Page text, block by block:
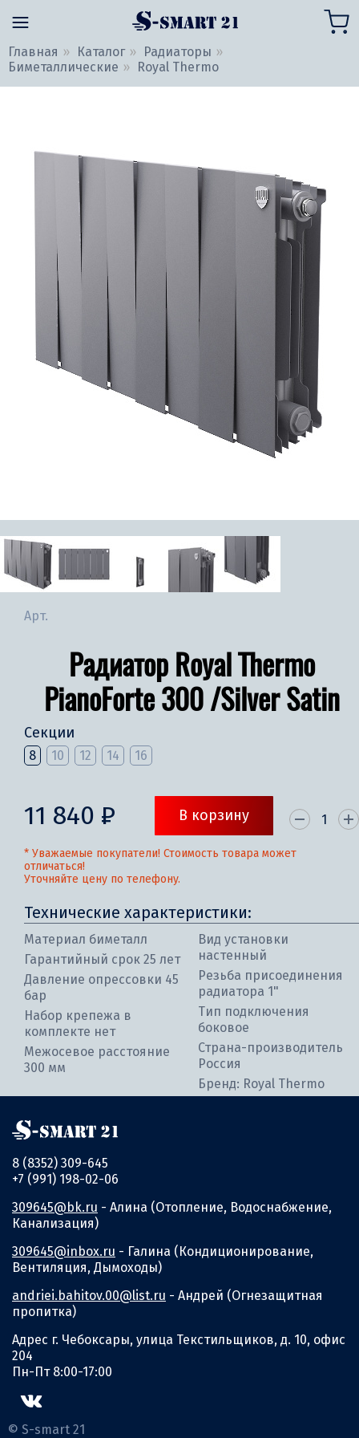
Главная Каталог
Радиаторы
Биметаллические
Royal Thermo
Арт.
Радиатор Royal Thermo
PianoForte 300 /Silver Satin
Секции
8 10 12 14 16
11 840 ₽ В корзину
* Уважаемые покупатели! Стоимость товара может
отличаться!
Уточняйте цену по телефону.
Технические характеристики:
Материал биметалл
Гарантийный срок 25 лет
Давление опрессовки 45
бар
Набор крепежа в
комплекте нет
Межосевое расстояние
300 мм
Вид установки
настенный
Резьба присоединения
радиатора 1"
Тип подключения
боковое
Страна-производитель
Россия
Бренд: Royal Thermo
8 (8352) 309-645
+7 (991) 198-02-06
309645@bk.ru - Алина (Отопление, Водоснабжение,
Канализация)
309645@inbox.ru - Галина (Кондиционирование,
Вентиляция, Дымоходы)
andriei.bahitov.00@list.ru - Андрей (Огнезащитная
пропитка)
Адрес г. Чебоксары, улица Текстильщиков, д. 10, офис
204
Пн-Пт 8:00-17:00
© S-smart 21